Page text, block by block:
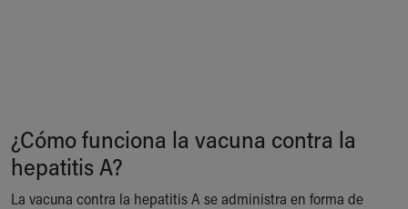
¿Cómo funciona la vacuna contra la
hepatitis A?
La vacuna contra la hepatitis A se administra en forma de